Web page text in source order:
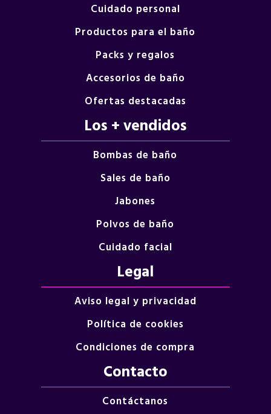
Cuidado personal
Productos para el baño
Packs y regalos
Accesorios de baño
Ofertas destacadas
Los + vendidos
Bombas de baño
Sales de baño
Jabones
Polvos de baño
Cuidado facial
Legal
Aviso legal y privacidad
Política de cookies
Condiciones de compra
Contacto
Contáctanos